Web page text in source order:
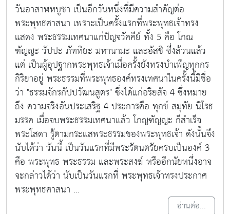
วันอาสาฬหบูชา เป็นอีกวันหนึ่งที่มีความสำคัญต่อ
พระพุทธศาสนา เพราะเป็นครั้งแรกที่พระพุทธเจ้าทรง
แสดง พระธรรมเทศนาแก่ปัญจวัคคีย์ ทั้ง 5 คือ โกณ
ฑัญญะ วัปปะ ภัททิยะ มหานามะ และอัสชิ ซึ่งล้วนแล้ว
แต่ เป็นผู้อุปฐากพระพุทธเจ้าเมื่อครั้งยังทรงบำเพ็ญทุกกร
กิริยาอยู่ พระธรรมที่พระพุทธองค์ทรงเทศนาในครั้งนี้มีชื่อ
ว่า "ธรรมจักรกัปปวัฒนสูตร" ซึ่งได้แก่อริยสัจ 4 ซึ่งหมาย
ถึง ความจริงอันประเสริฐ 4 ประการคือ ทุกข์ สมุทัย นิโรธ
มรรค เมื่อจบพระธรรมเทศนาแล้ว โกญฑัญญะ ก็สำเร็จ
พระโสดา รู้ตามกระแสพระธรรมของพระพุทธเจ้า ดังนั้นจึง
นับได้ว่า วันนี้ เป็นวันแรกที่มีพระรัตนตรัยครบเป็นองค์ 3
คือ พระพุทธ พระธรรม และพระสงฆ์ หรืออีกนัยหนึ่งอาจ
จะกล่าวได้ว่า นับเป็นวันแรกที่ พระพุทธเจ้าทรงประกาศ
พระพุทธศาสนา ...
อ่านต่อ...